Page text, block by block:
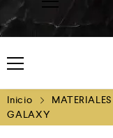
Inicio MATERIALES
GALAXY